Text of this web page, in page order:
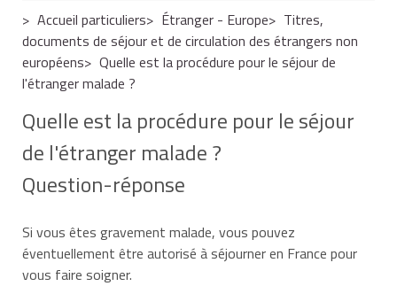
Accueil particuliers
Étranger - Europe
Titres,
documents de séjour et de circulation des étrangers non
européens
Quelle est la procédure pour le séjour de
l'étranger malade ?
Quelle est la procédure pour le séjour
de l'étranger malade ?
Question-réponse
Si vous êtes gravement malade, vous pouvez
éventuellement être autorisé à séjourner en France pour
vous faire soigner.